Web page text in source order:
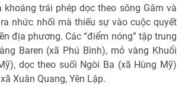
khoáng trái phép dọc theo sông Gâm và
nhức nhối mà thiếu sự vào cuộc quyết
địa phương. Các “điểm nóng” tập trung
Baren (xã Phú Bình), mỏ vàng Khuổi
dọc theo suối Ngòi Ba (xã Hùng Mỹ)
Xuân Quang, Yên Lập.